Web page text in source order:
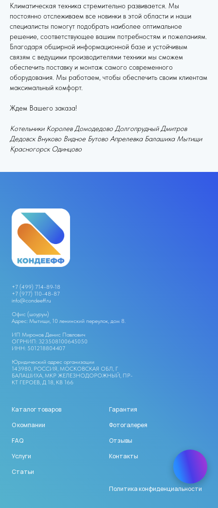
Климатическая техника стремительно развивается. Мы
постоянно отслеживаем все новинки в этой области и наши
специалисты помогут подобрать наиболее оптимальное
решение, соответствующее вашим потребностям и пожеланиям.
Благодаря обширной информационной базе и устойчивым
связям с ведущими производителями техники мы сможем
обеспечить поставку и монтаж самого современного
оборудования. Мы работаем, чтобы обеспечить своим клиентам
максимальный комфорт.
Ждем Вашего заказа!
Котельники Королев Домодедово Долгопрудный Дмитров
Дедовск Внуково Видное Бутово Апрелевка Балашиха Мытищи
Красногорск Одинцово
+7 (499) 714-89-18
+7 (977) 110-48-87
info@condeeff.ru
Офис (шоурум)
Адрес: Мытищи, 10 ленинский переулок, дом 8.
ИП Миронов Денис Павлович
ОГРНИП: 323508100645050
ИНН: 501218804407
Юридический адрес организации
143980, РОССИЯ, МОСКОВСКАЯ ОБЛ, Г
БАЛАШИХА, МКР ЖЕЛЕЗНОДОРОЖНЫЙ, ПР-
КТ ГЕРОЕВ, Д 18, КВ 166
Каталог товаров
О компании
FAQ
Услуги
Статьи
Гарантия
Фотогалерея
Отзывы
Контакты
Политика конфиденциальности